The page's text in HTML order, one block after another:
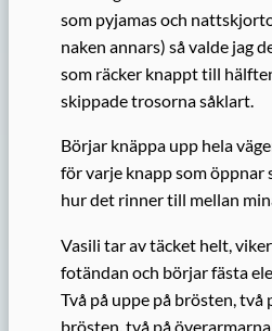
som pyjamas och
naken annars) så valde jag
som räcker knappt till
skippade trosorna såklart.
Börjar knäppa upp hela
för varje knapp som öppnar
hur det rinner till mellan
Vasili tar av täcket helt,
fotändan och börjar fästa
Två på uppe på brösten, två
brösten, två på